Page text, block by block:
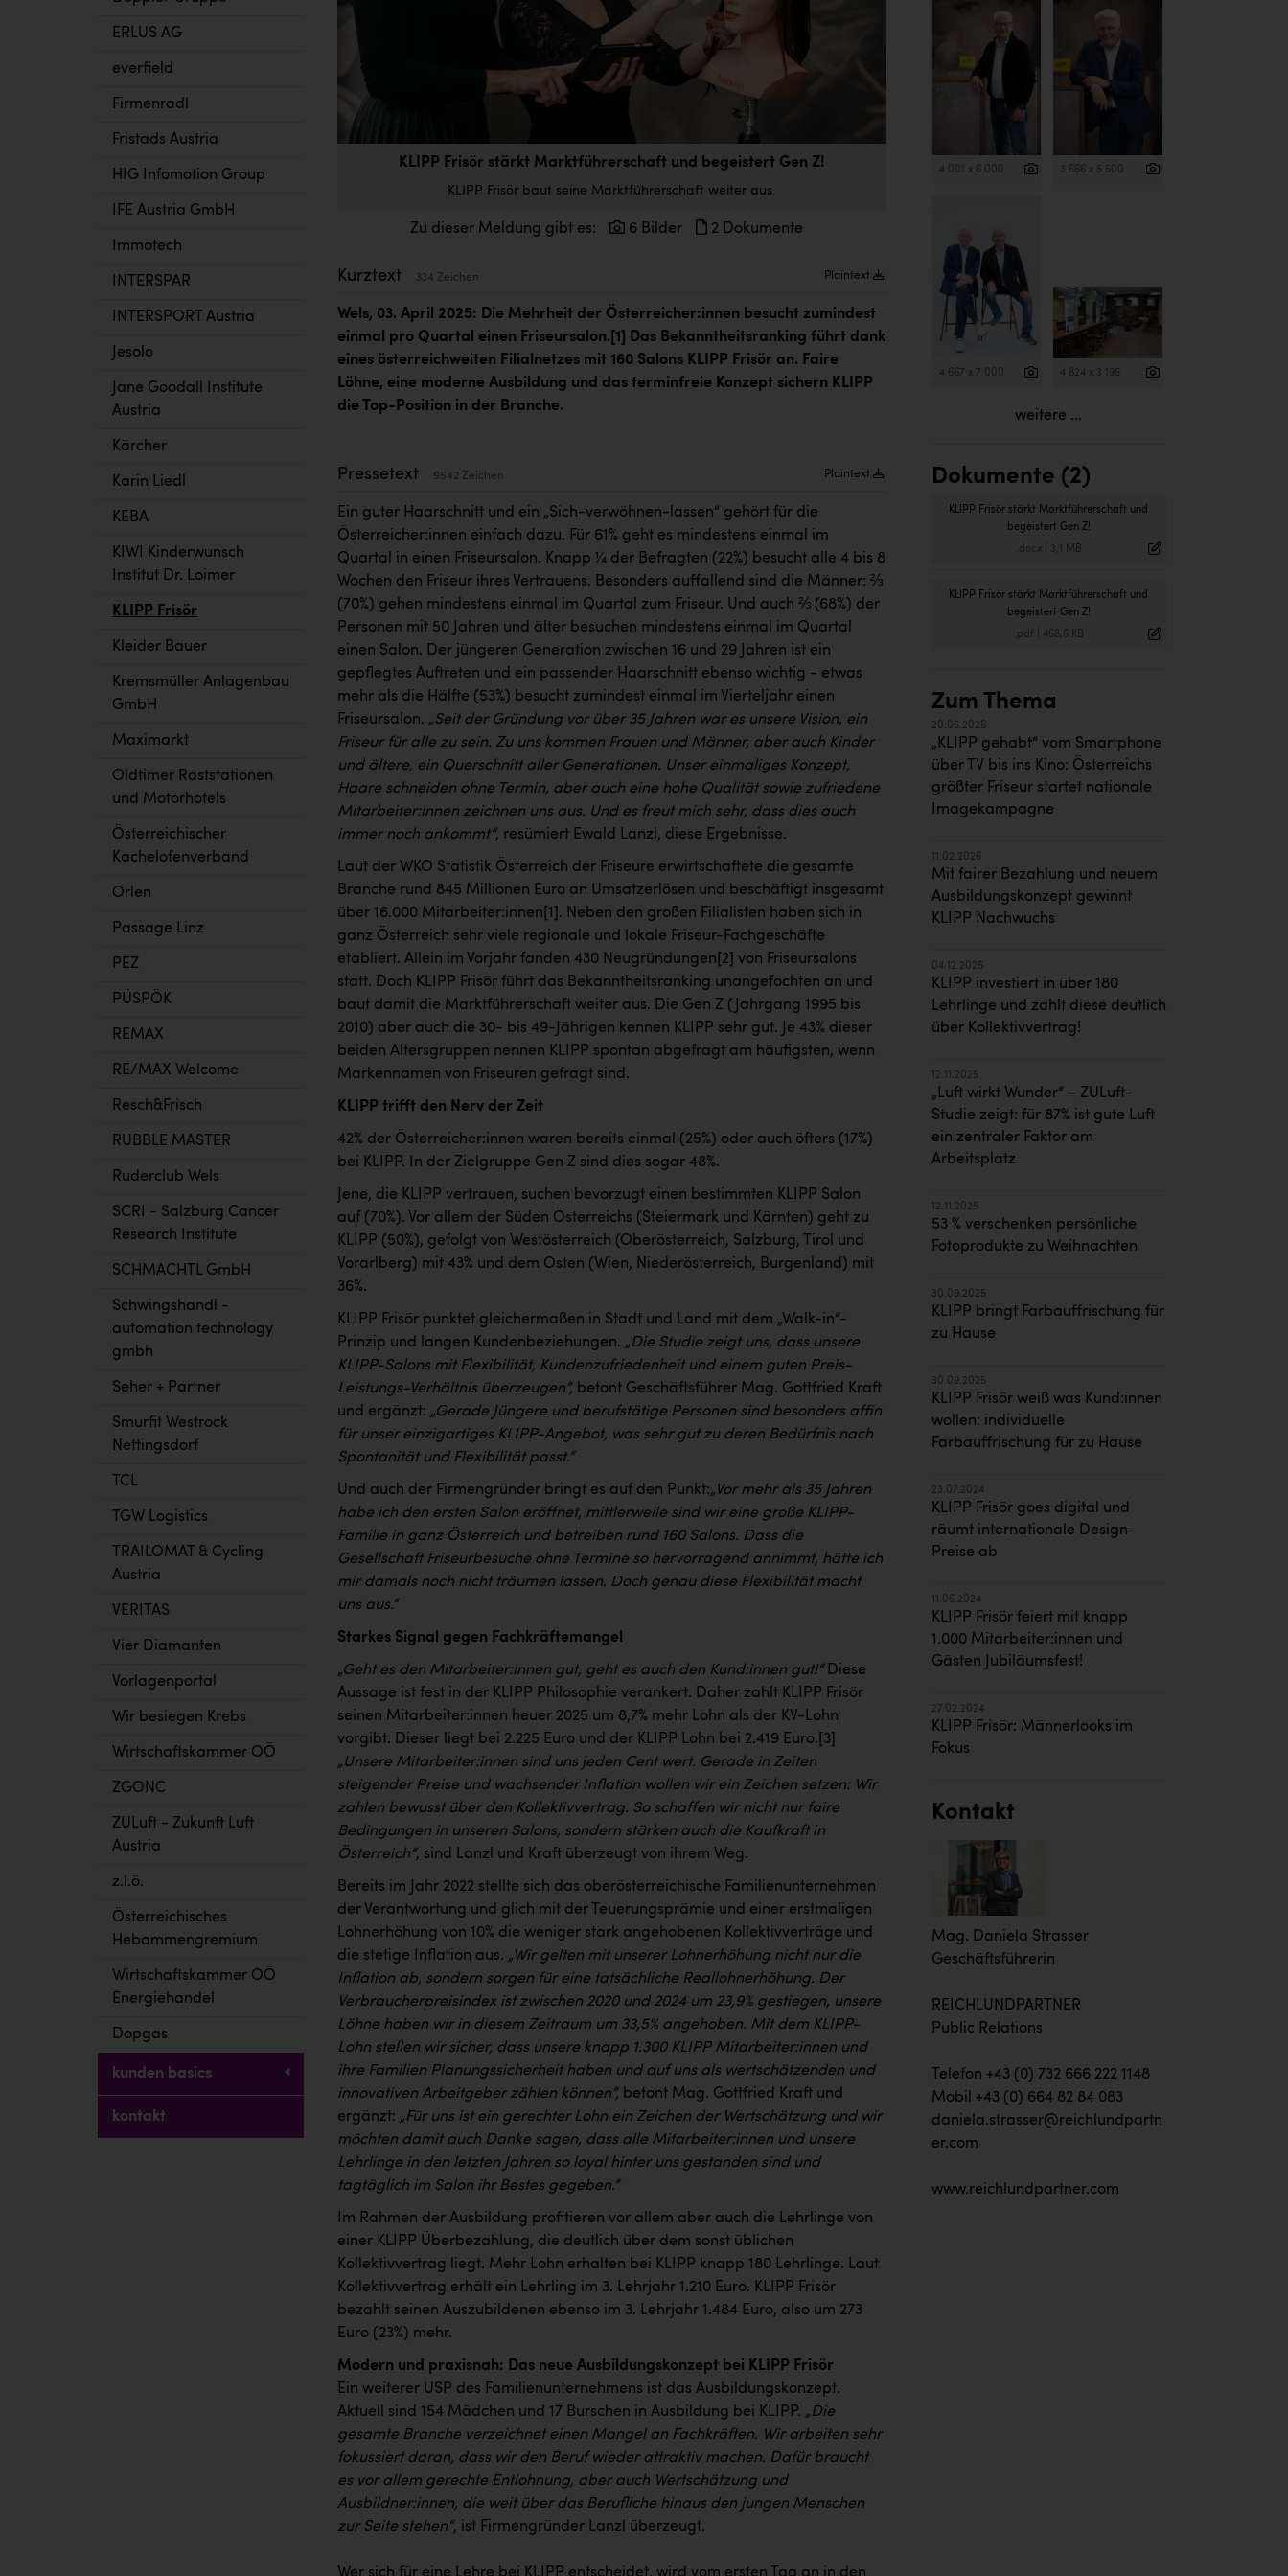
ERLUS AG
everfield
Firmenradl
Fristads Austria
HIG Infomotion Group
IFE Austria GmbH
Immotech
INTERSPAR
INTERSPORT Austria
Jesolo
Jane Goodall Institute
Austria
Kärcher
Karin Liedl
KEBA
KIWI Kinderwunsch
Institut Dr. Loimer
KLIPP Frisör
Kleider Bauer
Kremsmüller Anlagenbau
GmbH
Maximarkt
Oldtimer Raststationen
und Motorhotels
Österreichischer
Kachelofenverband
Orlen
Passage Linz
PEZ
PÜSPÖK
REMAX
RE/MAX Welcome
Resch&Frisch
RUBBLE MASTER
Ruderclub Wels
SCRI - Salzburg Cancer
Research Institute
SCHMACHTL GmbH
Schwingshandl -
automation technology
gmbh
Seher + Partner
Smurfit Westrock
Nettingsdorf
TCL
TGW Logistics
TRAILOMAT & Cycling
Austria
VERITAS
Vier Diamanten
Vorlagenportal
Wir besiegen Krebs
Wirtschaftskammer OÖ
ZGONC
ZULuft - Zukunft Luft
Austria
z.l.ö.
Österreichisches
Hebammengremium
Wirtschaftskammer OÖ
Energiehandel
Dopgas
kunden basics
kontakt
KLIPP Frisör stärkt Marktführerschaft und begeistert Gen Z!
KLIPP Frisör baut seine Marktführerschaft weiter aus.
Zu dieser Meldung gibt es: 6 Bilder 2 Dokumente
Kurztext 334 Zeichen Plaintext
Wels, 03. April 2025: Die Mehrheit der Österreicher:innen besucht zumindest
einmal pro Quartal einen Friseursalon. [1]
Das Bekanntheitsranking führt dank
eines österreichweiten Filialnetzes mit 160 Salons KLIPP Frisör an. Faire
Löhne, eine moderne Ausbildung und das terminfreie Konzept sichern KLIPP
die Top-Position in der Branche.
Pressetext 9542 Zeichen Plaintext
Ein guter Haarschnitt und ein „Sich-verwöhnen-lassen“ gehört für die
Österreicher:innen einfach dazu. Für 61% geht es mindestens einmal im
Quartal in einen Friseursalon. Knapp ¼ der Befragten (22%) besucht alle 4 bis 8
Wochen den Friseur ihres Vertrauens. Besonders auffallend sind die Männer: ⅔
(70%) gehen mindestens einmal im Quartal zum Friseur. Und auch ⅔ (68%) der
Personen mit 50 Jahren und älter besuchen mindestens einmal im Quartal
einen Salon. Der jüngeren Generation zwischen 16 und 29 Jahren ist ein
gepflegtes Auftreten und ein passender Haarschnitt ebenso wichtig - etwas
mehr als die Hälfte (53%) besucht zumindest einmal im Vierteljahr einen
Friseursalon. „Seit der Gründung vor über 35 Jahren war es unsere Vision, ein
Friseur für alle zu sein. Zu uns kommen Frauen und Männer, aber auch Kinder
und ältere, ein Querschnitt aller Generationen. Unser einmaliges Konzept,
Haare schneiden ohne Termin, aber auch eine hohe Qualität sowie zufriedene
Mitarbeiter:innen zeichnen uns aus. Und es freut mich sehr, dass dies auch
immer noch ankommt“, resümiert Ewald Lanzl, diese Ergebnisse.
Laut der WKO Statistik Österreich der Friseure erwirtschaftete die gesamte
Branche rund 845 Millionen Euro an Umsatzerlösen und beschäftigt insgesamt
über 16.000 Mitarbeiter:innen [1] . Neben den großen Filialisten haben sich in
ganz Österreich sehr viele regionale und lokale Friseur-Fachgeschäfte
etabliert. Allein im Vorjahr fanden 430 Neugründungen [2]
von Friseursalons
statt. Doch KLIPP Frisör führt das Bekanntheitsranking unangefochten an und
baut damit die Marktführerschaft weiter aus. Die Gen Z (Jahrgang 1995 bis
2010) aber auch die 30- bis 49-Jährigen kennen KLIPP sehr gut. Je 43% dieser
beiden Altersgruppen nennen KLIPP spontan abgefragt am häufigsten, wenn
Markennamen von Friseuren gefragt sind.
KLIPP trifft den Nerv der Zeit
42% der Österreicher:innen waren bereits einmal (25%) oder auch öfters (17%)
bei KLIPP. In der Zielgruppe Gen Z sind dies sogar 48%.
Jene, die KLIPP vertrauen, suchen bevorzugt einen bestimmten KLIPP Salon
auf (70%). Vor allem der Süden Österreichs (Steiermark und Kärnten) geht zu
KLIPP (50%), gefolgt von Westösterreich (Oberösterreich, Salzburg, Tirol und
Vorarlberg) mit 43% und dem Osten (Wien, Niederösterreich, Burgenland) mit
36%.
KLIPP Frisör punktet gleichermaßen in Stadt und Land mit dem „Walk-in“-
Prinzip und langen Kundenbeziehungen. „Die Studie zeigt uns, dass unsere
KLIPP-Salons mit Flexibilität, Kundenzufriedenheit und einem guten Preis-
Leistungs-Verhältnis überzeugen“, betont Geschäftsführer Mag. Gottfried Kraft
und ergänzt: „Gerade Jüngere und berufstätige Personen sind besonders affin
für unser einzigartiges KLIPP-Angebot, was sehr gut zu deren Bedürfnis nach
Spontanität und Flexibilität passt.“
Und auch der Firmengründer bringt es auf den Punkt:„Vor mehr als 35 Jahren
habe ich den ersten Salon eröffnet, mittlerweile sind wir eine große KLIPP-
Familie in ganz Österreich und betreiben rund 160 Salons. Dass die
Gesellschaft Friseurbesuche ohne Termine so hervorragend annimmt, hätte ich
mir damals noch nicht träumen lassen. Doch genau diese Flexibilität macht
uns aus.“
Starkes Signal gegen Fachkräftemangel
„Geht es den Mitarbeiter:innen gut, geht es auch den Kund:innen gut!“Diese
Aussage ist fest in der KLIPP Philosophie verankert. Daher zahlt KLIPP Frisör
seinen Mitarbeiter:innen heuer 2025 um 8,7% mehr Lohn als der KV-Lohn
vorgibt. Dieser liegt bei 2.225 Euro und der KLIPP Lohn bei 2.419 Euro. [3]
„Unsere Mitarbeiter:innen sind uns jeden Cent wert. Gerade in Zeiten
steigender Preise und wachsender Inflation wollen wir ein Zeichen setzen: Wir
zahlen bewusst über den Kollektivvertrag. So schaffen wir nicht nur faire
Bedingungen in unseren Salons, sondern stärken auch die Kaufkraft in
Österreich“, sind Lanzl und Kraft überzeugt von ihrem Weg.
Bereits im Jahr 2022 stellte sich das oberösterreichische Familienunternehmen
der Verantwortung und glich mit der Teuerungsprämie und einer erstmaligen
Lohnerhöhung von 10% die weniger stark angehobenen Kollektivverträge und
die stetige Inflation aus. „Wir gelten mit unserer Lohnerhöhung nicht nur die
Inflation ab, sondern sorgen für eine tatsächliche Reallohnerhöhung. Der
Verbraucherpreisindex ist zwischen 2020 und 2024 um 23,9% gestiegen, unsere
Löhne haben wir in diesem Zeitraum um 33,5% angehoben. Mit dem KLIPP-
Lohn stellen wir sicher, dass unsere knapp 1.300 KLIPP Mitarbeiter:innen und
ihre Familien Planungssicherheit haben und auf uns als wertschätzenden und
innovativen Arbeitgeber zählen können“, betont Mag. Gottfried Kraft und
ergänzt: „Für uns ist ein gerechter Lohn ein Zeichen der Wertschätzung und wir
möchten damit auch Danke sagen, dass alle Mitarbeiter:innen und unsere
Lehrlinge in den letzten Jahren so loyal hinter uns gestanden sind und
tagtäglich im Salon ihr Bestes gegeben.“
Im Rahmen der Ausbildung profitieren vor allem aber auch die Lehrlinge von
einer KLIPP Überbezahlung, die deutlich über dem sonst üblichen
Kollektivvertrag liegt. Mehr Lohn erhalten bei KLIPP knapp 180 Lehrlinge. Laut
Kollektivvertrag erhält ein Lehrling im 3. Lehrjahr 1.210 Euro. KLIPP Frisör
bezahlt seinen Auszubildenen ebenso im 3. Lehrjahr 1.484 Euro, also um 273
Euro (23%) mehr.
Modern und praxisnah: Das neue Ausbildungskonzept bei KLIPP Frisör
Ein weiterer USP des Familienunternehmens ist das Ausbildungskonzept.
Aktuell sind 154 Mädchen und 17 Burschen in Ausbildung bei KLIPP. „Die
gesamte Branche verzeichnet einen Mangel an Fachkräften. Wir arbeiten sehr
fokussiert daran, dass wir den Beruf wieder attraktiv machen. Dafür braucht
es vor allem gerechte Entlohnung, aber auch Wertschätzung und
Ausbildner:innen, die weit über das Berufliche hinaus den jungen Menschen
zur Seite stehen“, ist Firmengründer Lanzl überzeugt.
Wer sich für eine Lehre bei KLIPP entscheidet, wird vom ersten Tag an in den
4 001 x 6 000 3 666 x 5 500
4 667 x 7 000 4 824 x 3 195
weitere ...
Dokumente (2)
KLIPP Frisör stärkt Marktführerschaft und
begeistert Gen Z!
.docx| 3,1 MB
KLIPP Frisör stärkt Marktführerschaft und
begeistert Gen Z!
.pdf 468,6 KB
Zum Thema
20.05.2026
„KLIPP gehabt“ vom Smartphone
über TV bis ins Kino: Österreichs
größter Friseur startet nationale
Imagekampagne
11.02.2026
Mit fairer Bezahlung und neuem
Ausbildungskonzept gewinnt
KLIPP Nachwuchs
04.12.2025
KLIPP investiert in über 180
Lehrlinge und zahlt diese deutlich
über Kollektivvertrag!
12.11.2025
„Luft wirkt Wunder“ – ZULuft-
Studie zeigt: für 87% ist gute Luft
ein zentraler Faktor am
Arbeitsplatz
12.11.2025
53 % verschenken persönliche
Fotoprodukte zu Weihnachten
30.09.2025
KLIPP bringt Farbauffrischung für
zu Hause
30.09.2025
KLIPP Frisör weiß was Kund:innen
wollen: individuelle
Farbauffrischung für zu Hause
23.07.2024
KLIPP Frisör goes digital und
räumt internationale Design-
Preise ab
11.06.2024
KLIPP Frisör feiert mit knapp
1.000 Mitarbeiter:innen und
Gästen Jubiläumsfest!
27.02.2024
KLIPP Frisör: Männerlooks im
Fokus
Kontakt
Mag. Daniela Strasser
Geschäftsführerin
REICHLUNDPARTNER
Public Relations
Telefon +43 (0) 732 666 222 1148
Mobil +43 (0) 664 82 84 083
daniela.strasser@reichlundpartn
er.com
www.reichlundpartner.com